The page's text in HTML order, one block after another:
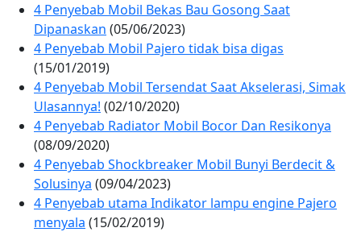
4 Penyebab Mobil Bekas Bau Gosong Saat
Dipanaskan (05/06/2023)
4 Penyebab Mobil Pajero tidak bisa digas
(15/01/2019)
4 Penyebab Mobil Tersendat Saat Akselerasi, Simak
Ulasannya! (02/10/2020)
4 Penyebab Radiator Mobil Bocor Dan Resikonya
(08/09/2020)
4 Penyebab Shockbreaker Mobil Bunyi Berdecit &
Solusinya (09/04/2023)
4 Penyebab utama Indikator lampu engine Pajero
menyala (15/02/2019)